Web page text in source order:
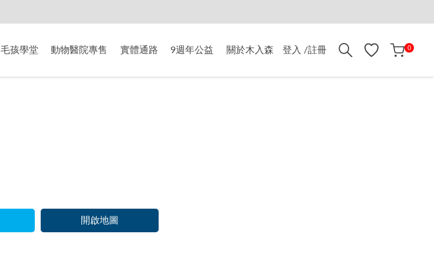
毛孩學堂 動物醫院專售 實體通路 9週年公益 關於木入森 登入 /註冊 0
開啟地圖